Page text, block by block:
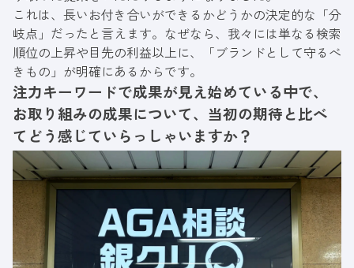
これは、長いお付き合いができるかどうかの決定的な「分
岐点」だったと言えます。なぜなら、我々には単なる検索
順位の上昇や目先の利益以上に、「ブランドとして守るべ
きもの」が明確にあるからです。
注力キーワードで成果が見え始めている中で、
お取り組みの成果について、当初の期待と比べ
てどう感じていらっしゃいますか？